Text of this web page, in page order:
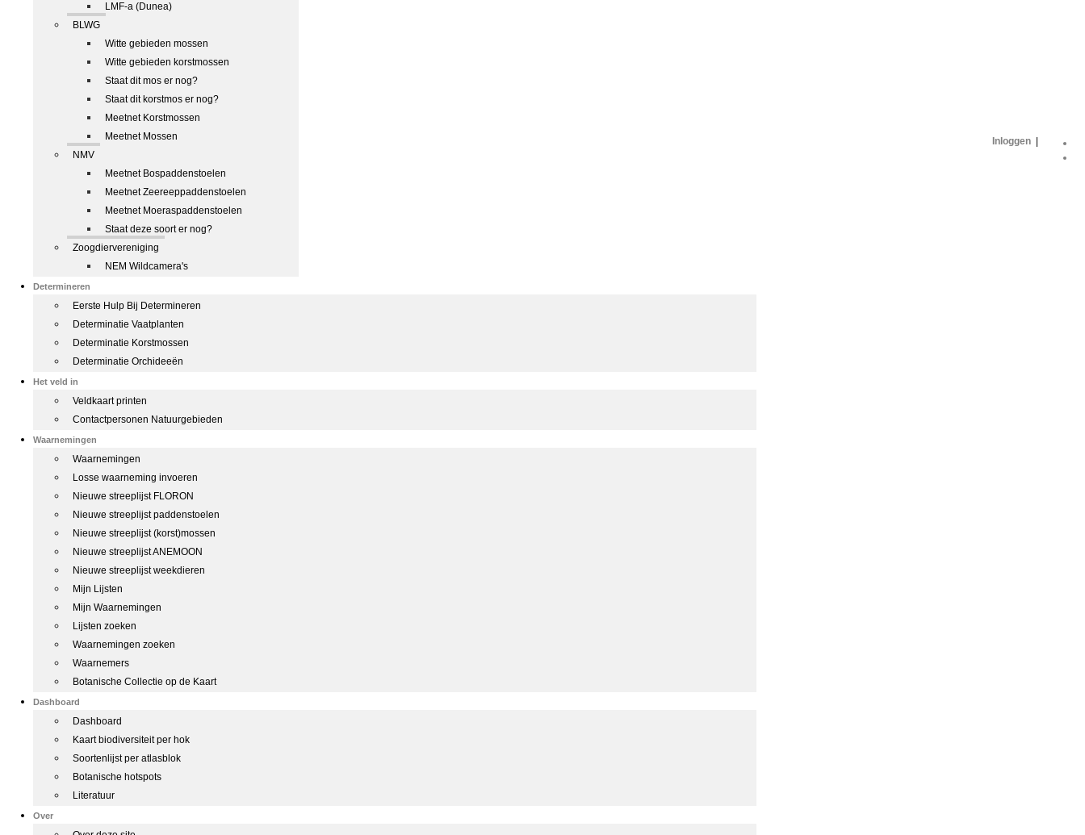
LMF-a (Dunea)
BLWG
Witte gebieden mossen
Witte gebieden korstmossen
Staat dit mos er nog?
Staat dit korstmos er nog?
Meetnet Korstmossen
Meetnet Mossen
NMV
Meetnet Bospaddenstoelen
Meetnet Zeereeppaddenstoelen
Meetnet Moeraspaddenstoelen
Staat deze soort er nog?
Zoogdiervereniging
NEM Wildcamera's
Determineren
Eerste Hulp Bij Determineren
Determinatie Vaatplanten
Determinatie Korstmossen
Determinatie Orchideeën
Het veld in
Veldkaart printen
Contactpersonen Natuurgebieden
Waarnemingen
Waarnemingen
Losse waarneming invoeren
Nieuwe streeplijst FLORON
Nieuwe streeplijst paddenstoelen
Nieuwe streeplijst (korst)mossen
Nieuwe streeplijst ANEMOON
Nieuwe streeplijst weekdieren
Mijn Lijsten
Mijn Waarnemingen
Lijsten zoeken
Waarnemingen zoeken
Waarnemers
Botanische Collectie op de Kaart
Dashboard
Dashboard
Kaart biodiversiteit per hok
Soortenlijst per atlasblok
Botanische hotspots
Literatuur
Over
Inloggen